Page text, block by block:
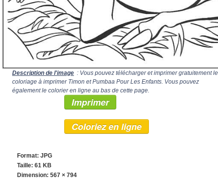
Description de l'image : Vous pouvez télécharger et imprimer gratuitement le
coloriage à imprimer Timon et Pumbaa Pour Les Enfants. Vous pouvez
également le colorier en ligne au bas de cette page.
Imprimer
Coloriez en ligne
Format: JPG
Taille: 61 KB
Dimension: 567 × 794